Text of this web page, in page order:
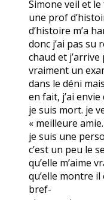
Simone veil et le
une prof
d’histoire m’a
donc j’ai pas su
chaud et
vraiment un
dans le déni
en fait, j’ai
je suis mort. je
« meilleure
je suis une
c’est un peu le
qu’elle m’aime
qu’elle montre
bref-